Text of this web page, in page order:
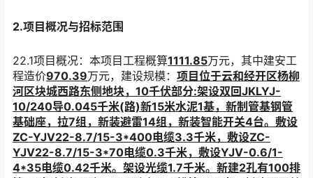
2.项目概况与招标范围
22.1项目概况：本项目工程概算1111.85万元，其中建安工
程造价970.39万元，建设规模： 项目位于云和经开区杨柳
河区块城西路东侧地块， 10千伏部分:架设双回JKLYJ-
10/240导0.045千米(路)新15米水泥1基，新制管基钢管
基础座，拉7组，新装避雷14组，新装智能开关4台。敷设
ZC-YJV22-8.7/15-3*400电缆3.3千米，敷设ZC-
YJV22-8.7/15-3*70电缆0.3千米，敷设YJV-0.6/1-
4*35电缆0.42千米。架设光缆1.7千米。新建2孔有100排